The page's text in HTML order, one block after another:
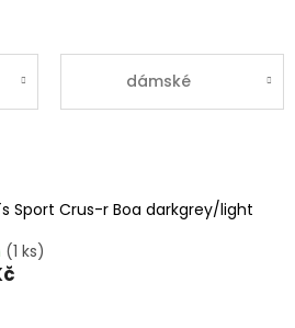
dámské
Sport Crus-r Boa darkgrey/light
(1 ks)